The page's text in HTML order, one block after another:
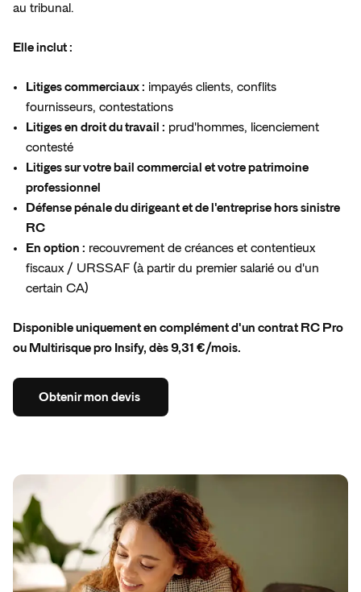
au tribunal.
Elle inclut :
Litiges commerciaux : impayés clients, conflits
fournisseurs, contestations
Litiges en droit du travail : prud'hommes, licenciement
contesté
Litiges sur votre bail commercial et votre patrimoine
professionnel
Défense pénale du dirigeant et de l'entreprise hors sinistre
RC
En option : recouvrement de créances et contentieux
fiscaux / URSSAF (à partir du premier salarié ou d'un
certain CA)
Disponible uniquement en complément d'un contrat RC Pro
ou Multirisque pro Insify, dès 9,31 €/mois.
Obtenirmon devis